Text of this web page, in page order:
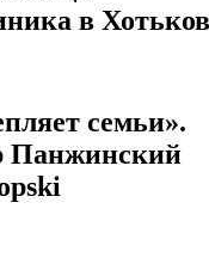
в
семьи».
Панжинский